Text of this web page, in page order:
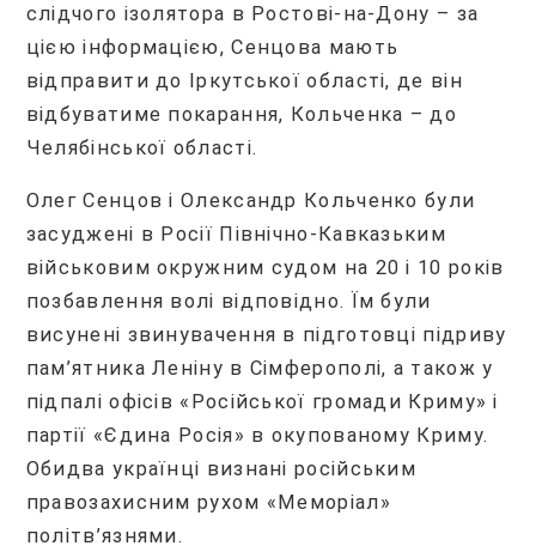
слідчого ізолятора в Ростові-на-Дону – за
цією інформацією, Сенцова мають
відправити до Іркутської області, де він
відбуватиме покарання, Кольченка – до
Челябінської області.
Олег Сенцов і Олександр Кольченко були
засуджені в Росії Північно-Кавказьким
військовим окружним судом на 20 і 10 років
позбавлення волі відповідно. Їм були
висунені звинувачення в підготовці підриву
пам’ятника Леніну в Сімферополі, а також у
підпалі офісів «Російської громади Криму» і
партії «Єдина Росія» в окупованому Криму.
Обидва українці визнані російським
правозахисним рухом «Меморіал»
політв’язнями.